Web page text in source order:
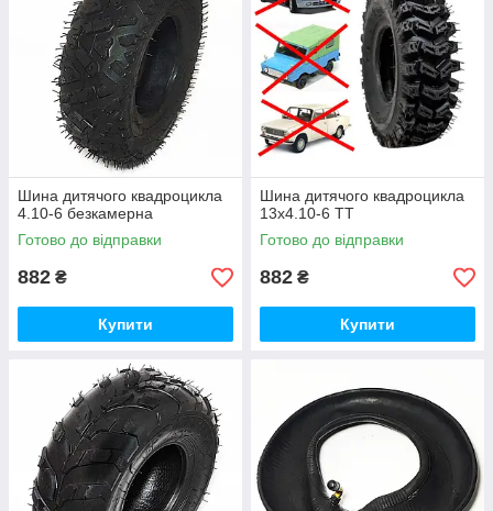
Шина дитячого квадроцикла
4.10-6 безкамерна
Готово до відправки
882 ₴
Купити
Шина дитячого квадроцикла
13x4.10-6 TT
Готово до відправки
882 ₴
Купити